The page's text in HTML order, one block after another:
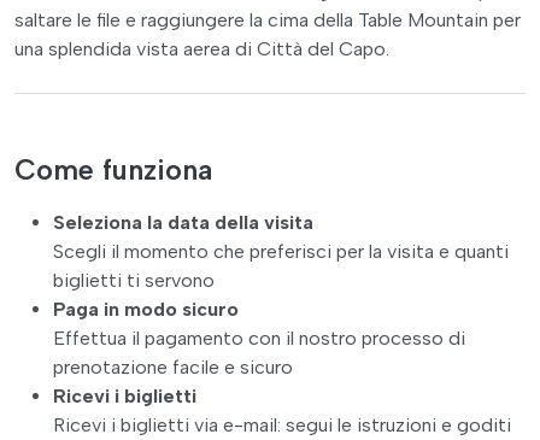
saltare le file e raggiungere la cima della Table Mountain per
una splendida vista aerea di Città del Capo.
Come funziona
Seleziona la data della visita
Scegli il momento che preferisci per la visita e quanti
biglietti ti servono
Paga in modo sicuro
Effettua il pagamento con il nostro processo di
prenotazione facile e sicuro
Ricevi i biglietti
Ricevi i biglietti via e-mail: segui le istruzioni e goditi